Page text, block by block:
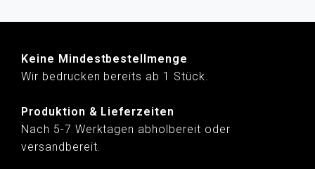
Keine Mindestbestellmenge
Wir bedrucken bereits ab 1 Stück.
Produktion & Lieferzeiten
Nach 5-7 Werktagen abholbereit oder
versandbereit.